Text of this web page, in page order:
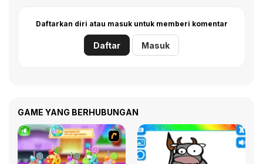
Daftarkan diri atau masuk untuk memberi komentar
Daftar Masuk
GAME YANG BERHUBUNGAN